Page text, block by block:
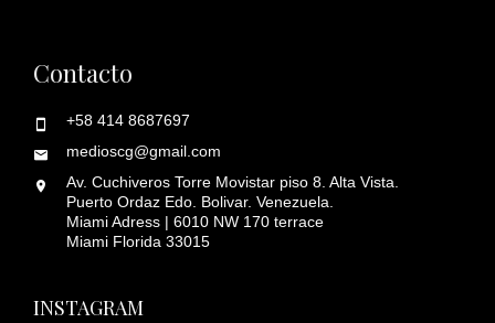
Contacto
+58 414 8687697
medioscg@gmail.com
Av. Cuchiveros Torre Movistar piso 8. Alta Vista.
Puerto Ordaz Edo. Bolivar. Venezuela.
Miami Adress | 6010 NW 170 terrace
Miami Florida 33015
INSTAGRAM